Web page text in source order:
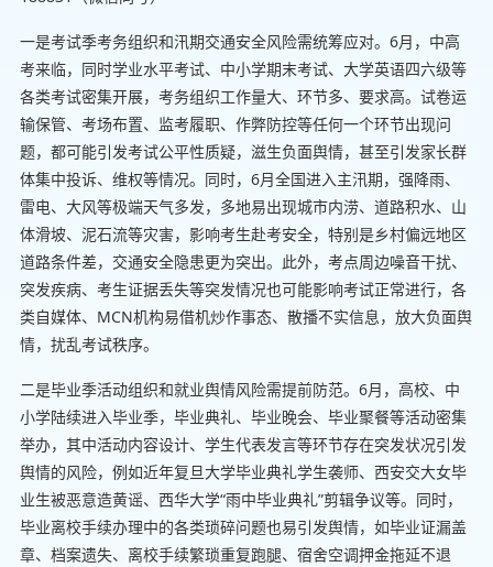
一是考试季考务组织和汛期交通安全风险需统筹应对。6月，中高
考来临，同时学业水平考试、中小学期末考试、大学英语四六级等
各类考试密集开展，考务组织工作量大、环节多、要求高。试卷运
输保管、考场布置、监考履职、作弊防控等任何一个环节出现问
题，都可能引发考试公平性质疑，滋生负面舆情，甚至引发家长群
体集中投诉、维权等情况。同时，6月全国进入主汛期，强降雨、
雷电、大风等极端天气多发，多地易出现城市内涝、道路积水、山
体滑坡、泥石流等灾害，影响考生赴考安全，特别是乡村偏远地区
道路条件差，交通安全隐患更为突出。此外，考点周边噪音干扰、
突发疾病、考生证据丢失等突发情况也可能影响考试正常进行，各
类自媒体、MCN机构易借机炒作事态、散播不实信息，放大负面舆
情，扰乱考试秩序。
二是毕业季活动组织和就业舆情风险需提前防范。6月，高校、中
小学陆续进入毕业季，毕业典礼、毕业晚会、毕业聚餐等活动密集
举办，其中活动内容设计、学生代表发言等环节存在突发状况引发
舆情的风险，例如近年复旦大学毕业典礼学生袭师、西安交大女毕
业生被恶意造黄谣、西华大学“雨中毕业典礼”剪辑争议等。同时，
毕业离校手续办理中的各类琐碎问题也易引发舆情，如毕业证漏盖
章、档案遗失、离校手续繁琐重复跑腿、宿舍空调押金拖延不退